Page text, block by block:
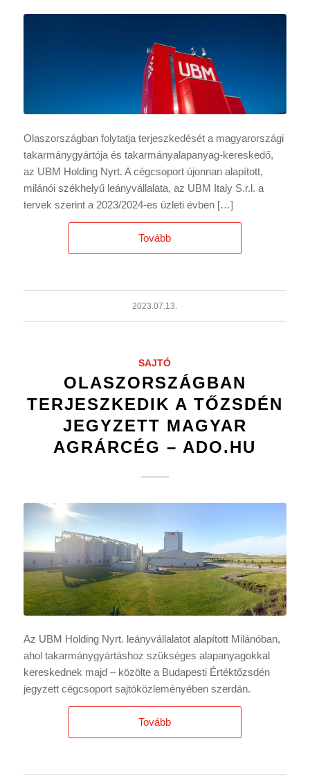
Olaszországban folytatja terjeszkedését a magyarországi
takarmánygyártója és takarmányalapanyag-kereskedő,
az UBM Holding Nyrt. A cégcsoport újonnan alapított,
milánói székhelyű leányvállalata, az UBM Italy S.r.l. a
tervek szerint a 2023/2024-es üzleti évben […]
Tovább
2023.07.13.
SAJTÓ
OLASZORSZÁGBAN
TERJESZKEDIK A TŐZSDÉN
JEGYZETT MAGYAR
AGRÁRCÉG – ADO.HU
Az UBM Holding Nyrt. leányvállalatot alapított Milánóban,
ahol takarmánygyártáshoz szükséges alapanyagokkal
kereskednek majd – közölte a Budapesti Értéktőzsdén
jegyzett cégcsoport sajtóközleményében szerdán.
Tovább